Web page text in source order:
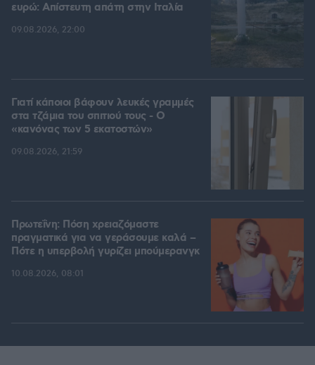
ευρώ: Απίστευτη απάτη στην Ιταλία
09.08.2026, 22:00
Γιατί κάποιοι βάφουν λευκές γραμμές
στα τζάμια του σπιτιού τους - Ο
«κανόνας των 5 εκατοστών»
09.08.2026, 21:59
Πρωτεΐνη: Πόση χρειαζόμαστε
πραγματικά για να γεράσουμε καλά –
Πότε η υπερβολή γυρίζει μπούμερανγκ
10.08.2026, 08:01